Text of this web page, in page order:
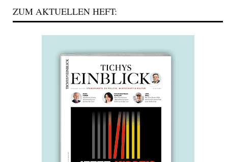
ZUM AKTUELLEN HEFT: